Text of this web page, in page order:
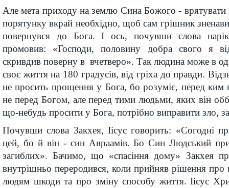
Але мета приходу на землю Сина Божого - врятувати
порятунку вкрай необхідно, щоб сам грішник
повернувся до Бога. І ось, почувши слова
промовив: «Господи, половину добра свого я
скривдив поверну в вчетверо». Так людина може в
своє життя на 180 градусів, від гріха до правди.
не просить прощення у Бога, бо розуміє, перед ким
не перед Богом, але перед тими людьми, яких він
що-небудь просити у Бога, потрібно виправити зло,
Почувши слова Закхея, Іісус говорить: «Согодні
цей, бо й він - син Авраамів. Бо Син Людський
загиблих». Бачимо, що «спасіння дому» Закхея
внутрішньо переродився, коли прийняв рішення про
людям шкоди та про зміну способу життя. Іісус